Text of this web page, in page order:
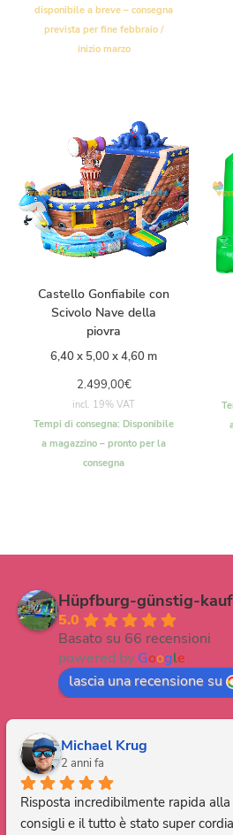
disponibile a breve – consegna
prevista per fine febbraio /
inizio marzo
Castello Gonfiabile con
Scivolo Nave della
piovra
6,40 x 5,00 x 4,60 m
2.499,00€
incl. 19% VAT
Tempi di consegna: Disponibile
a magazzino – pronto per la
consegna
Hüpfburg-günstig-
5.0
Basato su 66 recensioni
powered by Google
lascia una recensione su
Michael Krug
2 anni fa
Risposta incredibilmente rapida
consigli e il tutto è stato super